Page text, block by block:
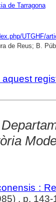
de Tarragona
UTGHF/
de Reus; B.
:
, p. 143-